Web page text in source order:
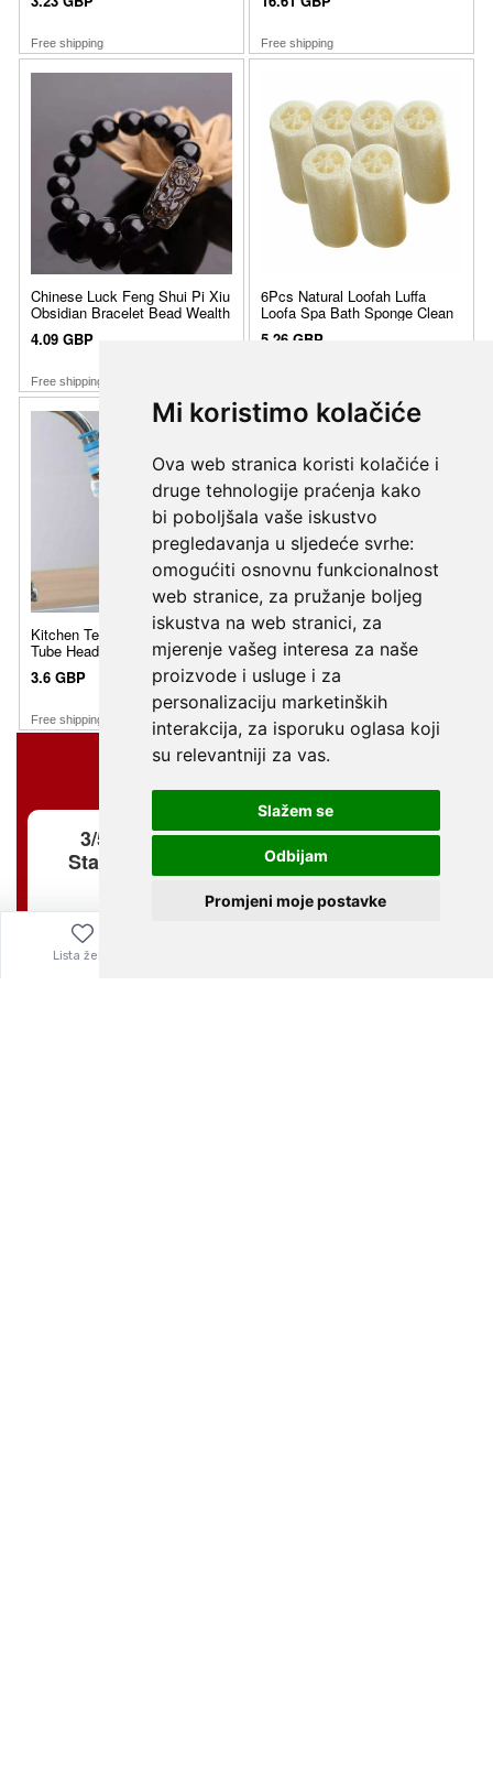
Mi koristimo kolačiće
Ova web stranica koristi kolačiće i
druge tehnologije praćenja kako
bi poboljšala vaše iskustvo
pregledavanja u sljedeće svrhe:
omogućiti osnovnu funkcionalnost
web stranice, za pružanje boljeg
iskustva na web stranici, za
mjerenje vašeg interesa za naše
proizvode i usluge i za
personalizaciju marketinških
interakcija, za isporuku oglasa koji
su relevantniji za vas.
Slažem se
Odbijam
Promjeni moje postavke
Lista želja